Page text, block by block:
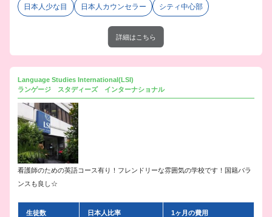
日本人少な目 日本人カウンセラー シティ中心部
詳細はこちら
Language Studies International(LSI)
ランゲージ スタディーズ インターナショナル
看護師のための英語コース有り！フレンドリーな雰囲気の学校です！国籍バラ
ンスも良し☆
生徒数 日本人比率 1ヶ月の費用